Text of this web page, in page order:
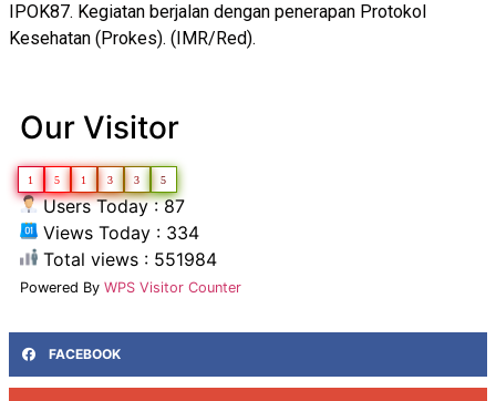
IPOK87. Kegiatan berjalan dengan penerapan Protokol
Kesehatan (Prokes). (IMR/Red).
Our Visitor
1 5 1 3 3 5
Users Today : 87
Views Today : 334
Total views : 551984
Powered By WPS Visitor Counter
FACEBOOK